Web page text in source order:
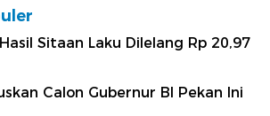
Sitaan Laku Dilelang Rp 20,97
Calon Gubernur BI Pekan Ini